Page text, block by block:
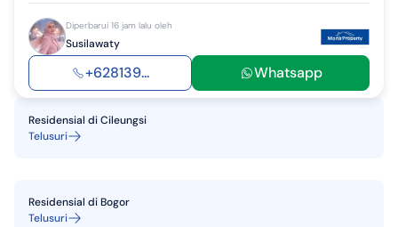
Diperbarui 16 jam lalu oleh
Susilawaty
+628139... Whatsapp
Residensial diCileungsi
Telusuri
Residensial diBogor
Telusuri